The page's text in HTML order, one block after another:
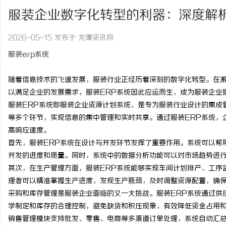
服装企业数字化转型的利器：深度
2026-05-15 发布于 龙潭资讯网
服装erp系统
随着信息技术的飞速发展，服装行业正经历着深刻的数字化转型。
以满足企业的发展需求，服装ERP系统因此应运而生，成为服装企
服装ERP系统即服装企业资源计划系统，是专为服装行业设计的集
等多个环节，实现信息的集中管理和实时共享。通过服装ERP系统
高响应速度。
首先，服装ERP系统在设计与开发环节发挥了重要作用。系统可以
开发的进度和质量。同时，系统中的数据分析功能可以对市场趋势进
其次，在生产管理方面，服装ERP系统能够实现车间计划排产、工
理者可以精准掌握生产进度，发现生产瓶颈，及时调整资源配置，确
采购和库存管理是服装企业面临的又一大挑战。服装ERP系统通过
学制定和库存的合理控制，避免缺货和积压现象，有效降低资金占用
销售管理模块支持批发、零售、电商等多渠道订单处理，系统自动